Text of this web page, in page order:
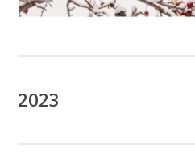
2023